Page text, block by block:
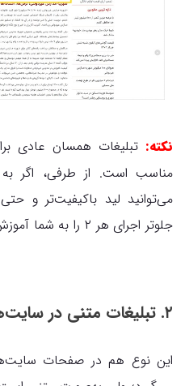
نکته: تبلیغات همسان عادی
مناسب است. از طرفی، اگر
می‌توانید لید باکیفیت‌تر و
جلوتر اجرای هر ۲ را به شما آموزش می‌دهیم.
۲. تبلیغات متنی در سایت‌های پربازدید
این نوع هم در صفحات